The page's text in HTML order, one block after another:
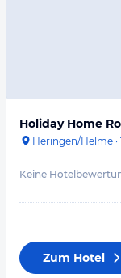
Holiday Home
Heringen/Helme ·
Keine
Zum Hotel